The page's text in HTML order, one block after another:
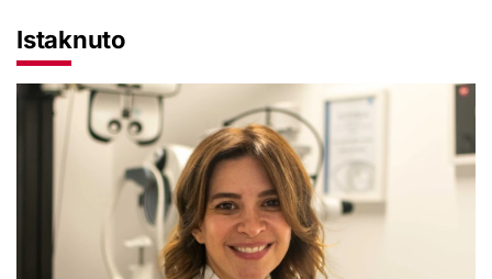
Istaknuto